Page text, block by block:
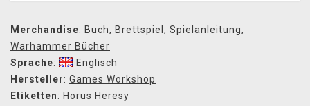
Merchandise: Buch, Brettspiel , Spielanleitung,
Warhammer Bücher
Sprache:
Englisch
Hersteller: Games Workshop
Etiketten: Horus Heresy